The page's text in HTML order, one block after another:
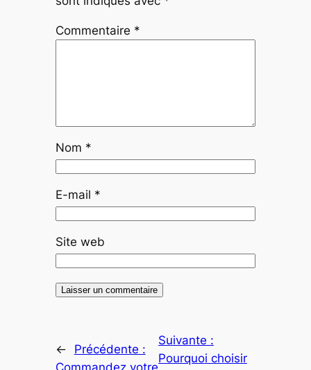
Commentaire *
Nom *
E-mail *
Site web
←
Précédente :
Suivante :
Pourquoi choisir